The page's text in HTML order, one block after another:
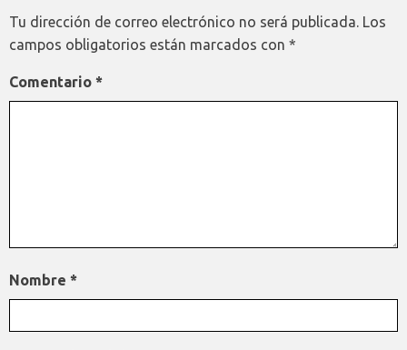
Tu dirección de correo electrónico no será publicada. Los
campos obligatorios están marcados con *
Comentario *
Nombre *